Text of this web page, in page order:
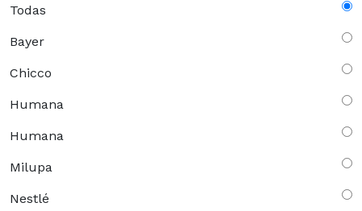
Todas
Bayer
Chicco
Humana
Humana
Milupa
Nestlé